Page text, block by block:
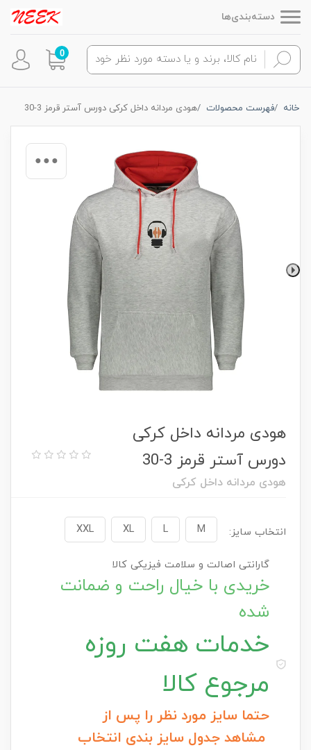
دسته‌بندی‌ها
0
خانه فهرست محصولات هودی مردانه داخل کرکی دورس آستر قرمز 3-30
هودی مردانه داخل کرکی
دورس آستر قرمز 3-30
هودی مردانه داخل کرکی
انتخاب سایز: M
L
XL
XXL
گارانتی اصالت و سلامت فیزیکی کالا
خریدی با خیال راحت و ضمانت
شده
خدمات هفت روزه
مرجوع کالا
حتما سایز مورد نظر را پس از
مشاهد جدول سایز بندی انتخاب